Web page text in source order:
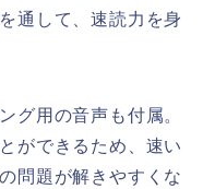
通して、速読力を身
グ用の音声も付属。
ができるため、速い
問題が解きやすくな